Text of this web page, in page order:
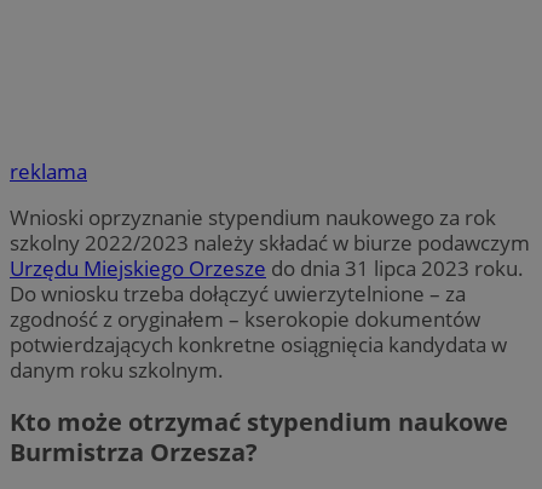
reklama
Wnioski oprzyznanie stypendium naukowego za rok
szkolny 2022/2023 należy składać w biurze podawczym
Urzędu Miejskiego Orzesze do dnia 31 lipca 2023 roku.
Do wniosku trzeba dołączyć uwierzytelnione – za
zgodność z oryginałem – kserokopie dokumentów
potwierdzających konkretne osiągnięcia kandydata w
danym roku szkolnym.
Kto może otrzymać stypendium naukowe
Burmistrza Orzesza?